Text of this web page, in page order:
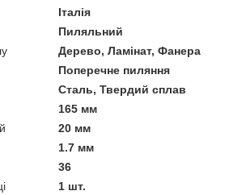
Італія
Пиляльний
Дерево, Ламінат, Фанера
Поперечне пиляння
Сталь, Твердий сплав
165 мм
20 мм
1.7 мм
36
1 шт.